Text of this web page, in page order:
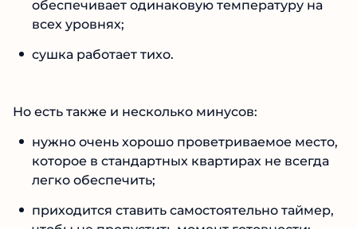
обеспечивает одинаковую температуру на
всех уровнях;
сушка работает тихо.
Но есть также и несколько минусов:
нужно очень хорошо проветриваемое место,
которое в стандартных квартирах не всегда
легко обеспечить;
приходится ставить самостоятельно таймер,